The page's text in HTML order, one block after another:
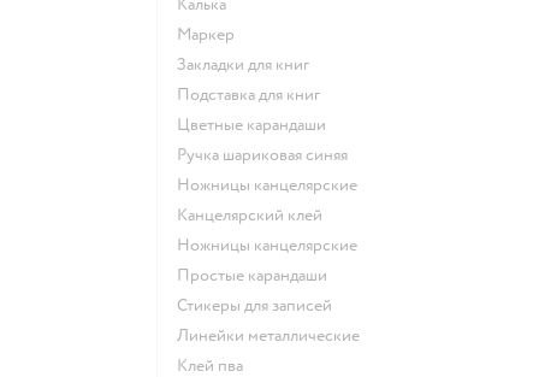
Калька
Маркер
Закладки для книг
Подставка для книг
Цветные карандаши
Ручка шариковая синяя
Ножницы канцелярские
Канцелярский клей
Ножницы канцелярские
Простые карандаши
Стикеры для записей
Линейки металлические
Клей пва